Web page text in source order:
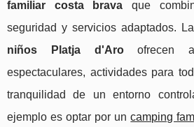
familiar costa brava que
seguridad y servicios adaptados.
niños Platja d'Aro
ofrecen
espectaculares, actividades para
tranquilidad de un entorno
ejemplo es optar por uncamping